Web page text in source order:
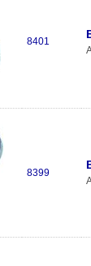
8401
8399